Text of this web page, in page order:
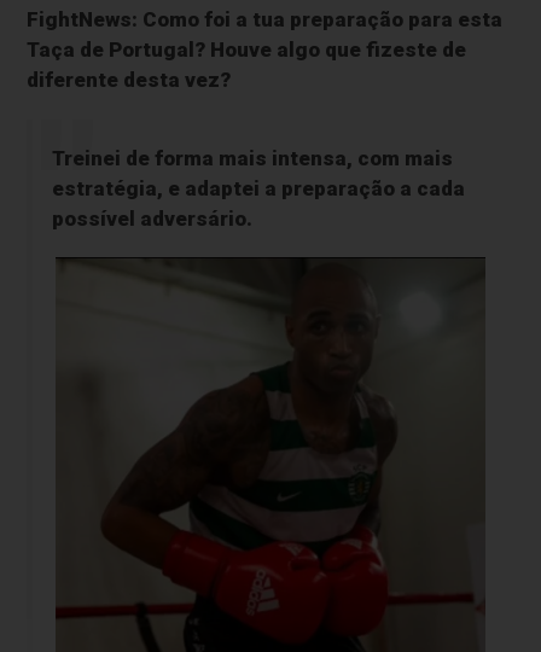
FightNews: Como foi a tua preparação para esta
Taça de Portugal? Houve algo que fizeste de
diferente desta vez?
Treinei de forma mais intensa, com mais
estratégia, e adaptei a preparação a cada
possível adversário.